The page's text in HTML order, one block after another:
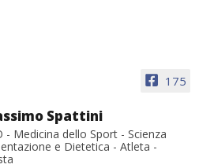
175
Spattini
- Medicina dello Sport - Scienza
e Dietetica - Atleta -